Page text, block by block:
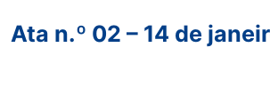
Ata n.º 02 – 14 de